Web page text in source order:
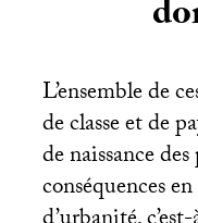
L’ensemble de
de classe et de
de naissance
conséquences